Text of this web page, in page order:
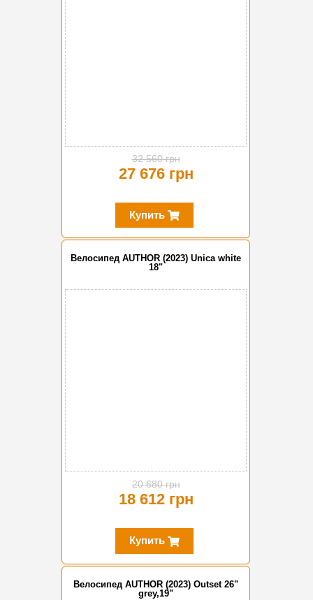
32 560 грн
27 676 грн
Купить
Велосипед AUTHOR (2023) Unica white
18"
20 680 грн
18 612 грн
Купить
Велосипед AUTHOR (2023) Outset 26"
grey,19"